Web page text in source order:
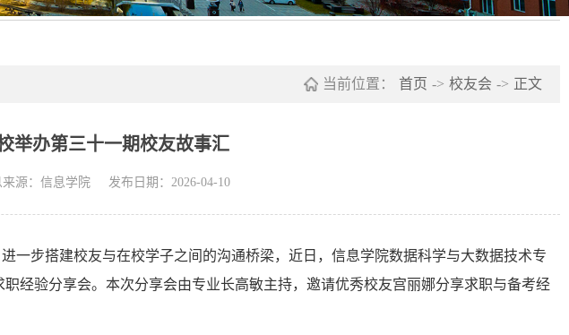
当前位置： 首页 -> 校友会 -> 正文
举办第三十一期校友故事汇
来源：信息学院 发布日期：2026-04-10
一步搭建校友与在校学子之间的沟通桥梁，近日，信息学院数据科学与大数据技术专
经验分享会。本次分享会由专业长高敏主持，邀请优秀校友宫丽娜分享求职与备考经